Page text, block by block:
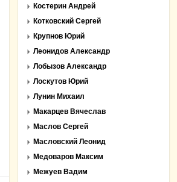
Костерин Андрей
Котковский Сергей
Крупнов Юрий
Леонидов Александр
Лобызов Александр
Лоскутов Юрий
Лунин Михаил
Макарцев Вячеслав
Маслов Сергей
Масловский Леонид
Медоваров Максим
Межуев Вадим